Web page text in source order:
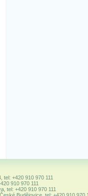
tel: +420 910 970 111
910 970 111
tel: +420 910 970 111